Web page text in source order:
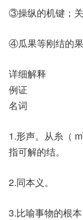
③操纵的机键；关
④瓜果等刚结的果
详细解释
例证
名词
1.形声。从糸（
指可解的结。
2.同本义。
3.比喻事物的根本